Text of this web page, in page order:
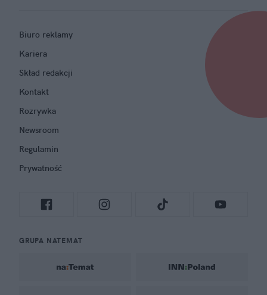
Biuro reklamy
Kariera
Skład redakcji
Kontakt
Rozrywka
Newsroom
Regulamin
Prywatność
GRUPA NATEMAT